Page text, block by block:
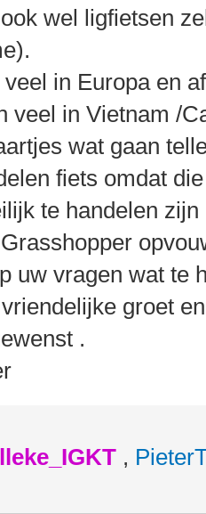
wel ligfietsen
veel in Europa en
veel in Vietnam /
wat gaan
fiets omdat
te handelen
uw vragen wat te
groet
.
,